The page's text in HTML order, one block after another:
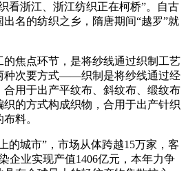
浙江、浙江纺织正在柯桥”。自古
名的纺织之乡，隋唐期间“越罗”就
焦点环节，是将纱线通过织制工艺
种次要方式——织制是将纱线通过经
用于出产平纹布、斜纹布、缎纹布
的方式构成织物，合用于出产针织
料。
城市”，市场从体跨越15万家，客
企业实现产值1406亿元，本年力争